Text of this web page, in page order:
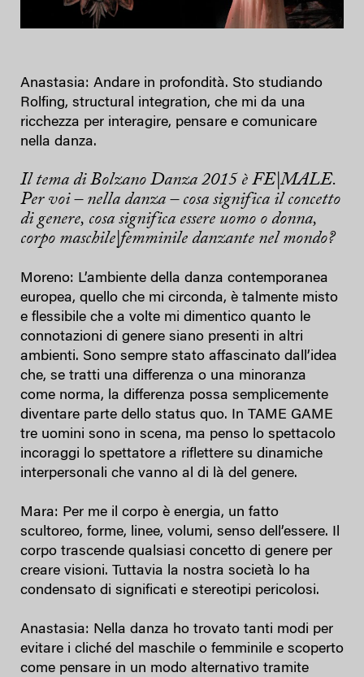
Anastasia: Andare in profondità. Sto studiando
Rolfing, structural integration, che mi da una
ricchezza per interagire, pensare e comunicare
nella danza.
Il tema di Bolzano Danza 2015 è FE|MALE.
Per voi – nella danza – cosa significa il concetto
di genere, cosa significa essere uomo o donna,
corpo maschile|femminile danzante nel mondo?
Moreno: L’ambiente della danza contemporanea
europea, quello che mi circonda, è talmente misto
e flessibile che a volte mi dimentico quanto le
connotazioni di genere siano presenti in altri
ambienti. Sono sempre stato affascinato dall’idea
che, se tratti una differenza o una minoranza
come norma, la differenza possa semplicemente
diventare parte dello status quo. In TAME GAME
tre uomini sono in scena, ma penso lo spettacolo
incoraggi lo spettatore a riflettere su dinamiche
interpersonali che vanno al di là del genere.
Mara: Per me il corpo è energia, un fatto
scultoreo, forme, linee, volumi, senso dell’essere. Il
corpo trascende qualsiasi concetto di genere per
creare visioni. Tuttavia la nostra società lo ha
condensato di significati e stereotipi pericolosi.
Anastasia: Nella danza ho trovato tanti modi per
evitare i cliché del maschile o femminile e scoperto
come pensare in un modo alternativo tramite